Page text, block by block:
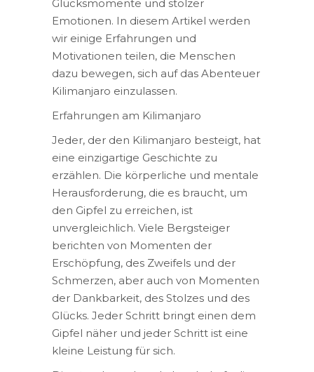
Glücksmomente und stolzer
Emotionen. In diesem Artikel werden
wir einige Erfahrungen und
Motivationen teilen, die Menschen
dazu bewegen, sich auf das Abenteuer
Kilimanjaro einzulassen.
Erfahrungen am Kilimanjaro
Jeder, der den Kilimanjaro besteigt, hat
eine einzigartige Geschichte zu
erzählen. Die körperliche und mentale
Herausforderung, die es braucht, um
den Gipfel zu erreichen, ist
unvergleichlich. Viele Bergsteiger
berichten von Momenten der
Erschöpfung, des Zweifels und der
Schmerzen, aber auch von Momenten
der Dankbarkeit, des Stolzes und des
Glücks. Jeder Schritt bringt einen dem
Gipfel näher und jeder Schritt ist eine
kleine Leistung für sich.